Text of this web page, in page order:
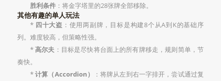
胜利条件 ：将金字塔里的28张牌全部移除。
其他有趣的单人玩法
* 四十大盗 ：使用两副牌，目标是构建8个从A到K的基础序
列。难度较高，但策略性强。
*高尔夫 ：目标是尽快将台面上的所有牌移走，规则简单，节
奏快。
*计算（Accordion）
：将牌从左到右一字排开，尝试通过复